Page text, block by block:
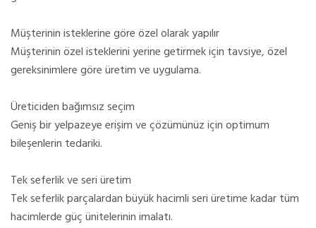
Müşterinin isteklerine göre özel olarak yapılır
Müşterinin özel isteklerini yerine getirmek için tavsiye, özel
gereksinimlere göre üretim ve uygulama.
Üreticiden bağımsız seçim
Geniş bir yelpazeye erişim ve çözümünüz için optimum
bileşenlerin tedariki.
Tek seferlik ve seri üretim
Tek seferlik parçalardan büyük hacimli seri üretime kadar tüm
hacimlerde güç ünitelerinin imalatı.